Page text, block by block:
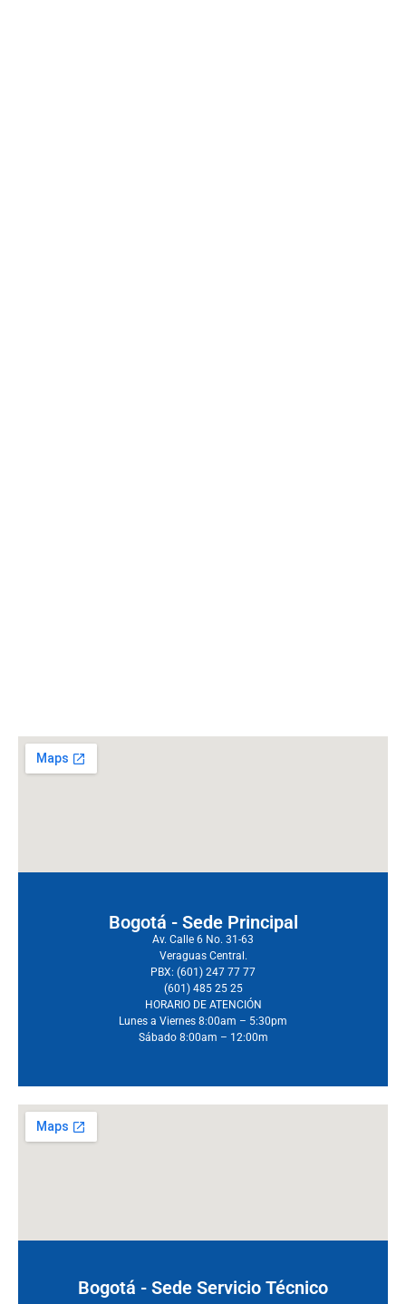
Bogotá - Sede Principal
Av. Calle 6 No. 31-63
Veraguas Central.
PBX: (601) 247 77 77
(601) 485 25 25
HORARIO DE ATENCIÓN
Lunes a Viernes 8:00am – 5:30pm
Sábado 8:00am – 12:00m
Bogotá - Sede Servicio Técnico